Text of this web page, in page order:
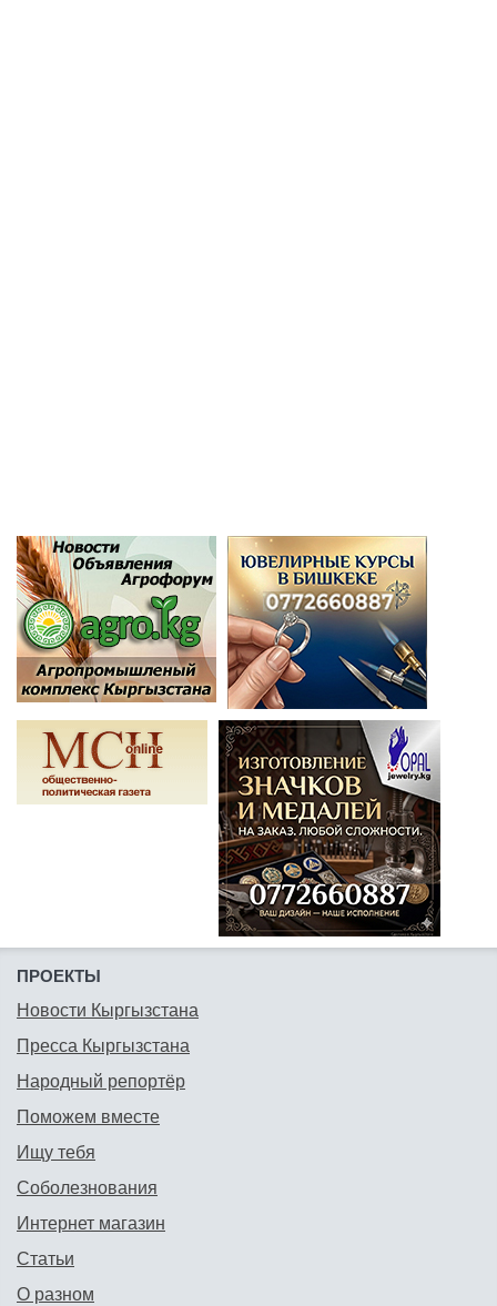
ПРОЕКТЫ
Новости Кыргызстана
Пресса Кыргызстана
Народный репортёр
Поможем вместе
Ищу тебя
Соболезнования
Интернет магазин
Статьи
О разном